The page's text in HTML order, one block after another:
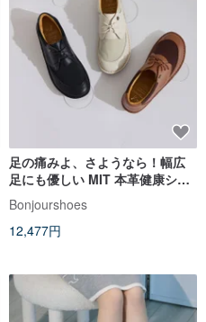
足の痛みよ、さようなら！幅広
足にも優しい MIT 本革健康シュ
ーズ
Bonjourshoes
12,477円